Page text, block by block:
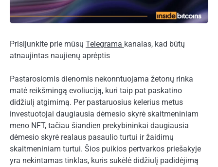
Prisijunkite prie mūsų Telegrama kanalas, kad būtų
atnaujintas naujienų aprėptis
Pastarosiomis dienomis nekonntuojama žetonų rinka
matė reikšmingą evoliuciją, kuri taip pat paskatino
didžiulį atgimimą. Per pastaruosius kelerius metus
investuotojai daugiausia dėmesio skyrė skaitmeniniam
meno NFT, tačiau šiandien prekybininkai daugiausia
dėmesio skyrė realaus pasaulio turtui ir žaidimų
skaitmeniniam turtui. Šios puikios pertvarkos priešakyje
yra nekintamas tinklas, kuris sukėlė didžiulį padidėjimą